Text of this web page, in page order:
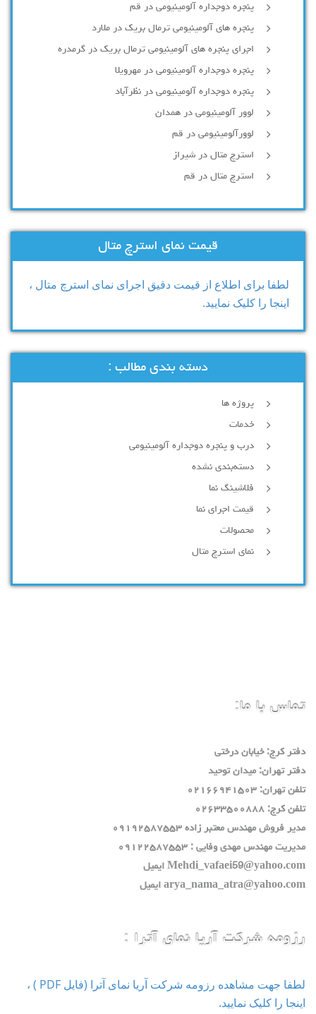
پنجره دوجداره آلومينيومی در قم
پنجره های آلومینیومی ترمال بریک در ملارد
اجرای پنجره های آلومینیومی ترمال بریک در گرمدره
پنجره دوجداره آلومینیومی در مهرویلا
پنجره دوجداره آلومینیومی در نظرآباد
لوور آلومینیومی در همدان
لوورآلومینیومی در قم
استرچ متال در شیراز
استرچ متال در قم
قیمت نمای استرچ متال
لطفا برای اطلاع از قیمت دقیق اجرای نمای استرچ متال ،
اینجا را کلیک نمایید.
دسته بندی مطالب :
پروژه ها
خدمات
درب و پنجره دوجداره آلومینیومی
دسته‌بندی نشده
فلاشینگ نما
قیمت اجرای نما
محصولات
نمای استرچ متال
تماس با ما:
دفتر كرج: خيابان درختي
دفتر تهران: ميدان توحيد
تلفن تهران: ٠٢١٦٦٩٤١٥٠٣
تلفن كرج: ٠٢٦٣٣٥٠٠٨٨٨
مدير فروش مهندس معتبر زاده ٠٩١٩٢٥٨٧٥٥٣
مديريت مهندس مهدي وفايي : ٠٩١٢٢٥٨٧٥٥٣
Mehdi_vafaei59@yahoo.com ايميل
arya_nama_atra@yahoo.com ايميل
رزومه شرکت آریا نمای آترا :
لطفا جهت مشاهده رزومه شرکت آریا نمای آترا (فایل PDF ) ،
اینجا را کلیک نمایید.